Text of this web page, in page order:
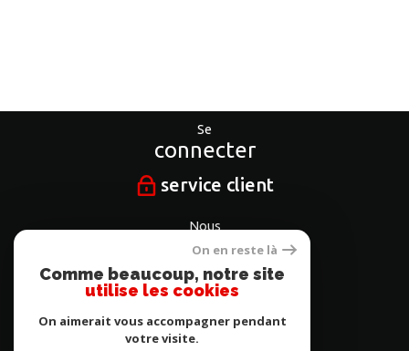
Se
connecter
service client
Nous
suivre
Nous
On en reste là
Comme beaucoup, notre site
utilise les cookies
On aimerait vous accompagner pendant
votre visite.